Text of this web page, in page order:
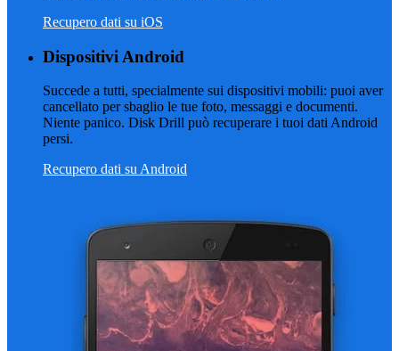
Recupero dati su iOS
Dispositivi Android
Succede a tutti, specialmente sui dispositivi mobili: puoi aver
cancellato per sbaglio le tue foto, messaggi e documenti.
Niente panico. Disk Drill può recuperare i tuoi dati Android
persi.
Recupero dati su Android